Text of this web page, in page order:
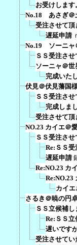
お受けします
No.18 あさぎ＠
受注させて頂
遅延申請
No.19 ソーニャ
ＳＳ受注さ
ソーニャ＠
完成いた
伏見＠伏見藩国
ＳＳ受注さ
完成しま
受注させて頂
NO.23 カイエ＠
ＳＳ受注さ
Re:ＳＳ
遅延申請
Re:NO.23 カ
Re:NO.23
カイエ
さるき＠暁の円
ＳＳ立候補し
Re:ＳＳ
遅いです
受注させてい